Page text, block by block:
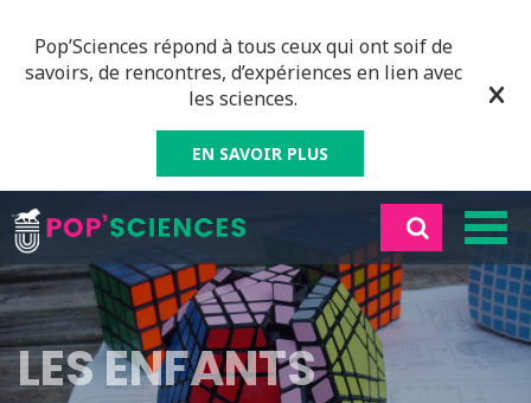
Pop’Sciences répond à tous ceux qui ont soif de
savoirs, de rencontres, d’expériences en lien avec
les sciences.
EN SAVOIR PLUS
LES ENFANTS